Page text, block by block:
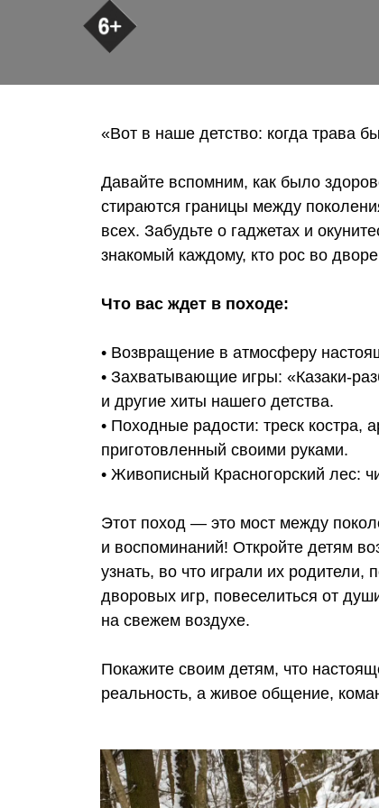
«Вот в наше детство: когда трава
Давайте вспомним, как было
стираются границы между
всех. Забудьте о гаджетах и
знакомый каждому, кто рос во
Что вас ждет в походе:
• Возвращение в атмосферу
• Захватывающие игры: «Казаки-
и другие хиты нашего детства.
• Походные радости: треск костра,
приготовленный своими руками.
• Живописный Красногорский лес:
Этот поход — это мост между
и воспоминаний! Откройте детям
узнать, во что играли их родители,
дворовых игр, повеселиться от
на свежем воздухе.
Покажите своим детям, что
реальность, а живое общение,